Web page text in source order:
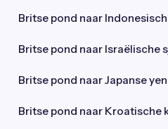
Britse pond naar
Britse pond naar Israëlische
Britse pond naar Japanse
Britse pond naar Kroatische